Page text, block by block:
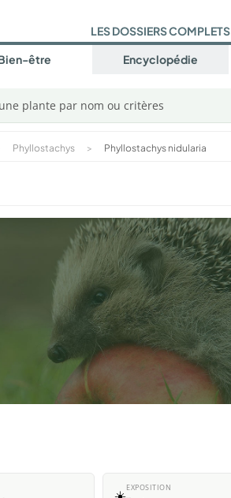
LES DOSSIERS COMPLETS
être Encyclopédie
plante par nom ou critères
Phyllostachys > Phyllostachys nidularia
EXPOSITION